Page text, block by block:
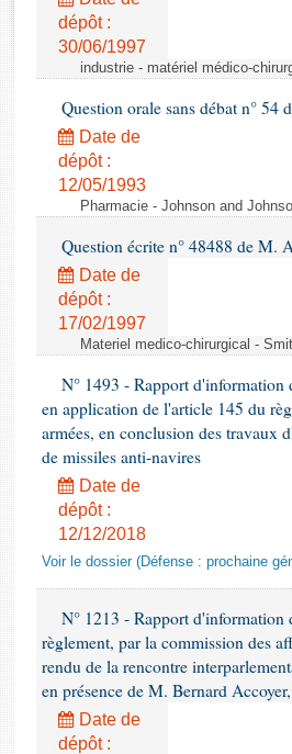
Rapports d'enquête
Rapports législatifs
Dossiers législatifs
Budget et sécurité sociale
Questions écrites et orales
dépôt :
30/06/1997
industrie - matériel médico-
Question orale sans débat n°
Date de
dépôt :
12/05/1993
Pharmacie - Johnson and
Question écrite n° 48488 de M.
Date de
dépôt :
17/02/1997
Materiel medico-chirurgical -
N° 1493 - Rapport
en application de l'article 145 du
armées, en conclusion des travaux
de missiles anti-navires
Date de
dépôt :
12/12/2018
Voir le dossier (Défense : prochaine
N° 1213 - Rapport
règlement, par la commission des
rendu de la rencontre
en présence de M. Bernard
Date de
dépôt :